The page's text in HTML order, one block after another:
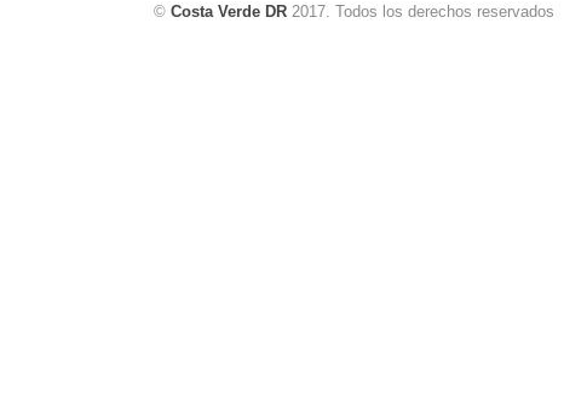
© Costa Verde DR 2017. Todos los derechos reservados